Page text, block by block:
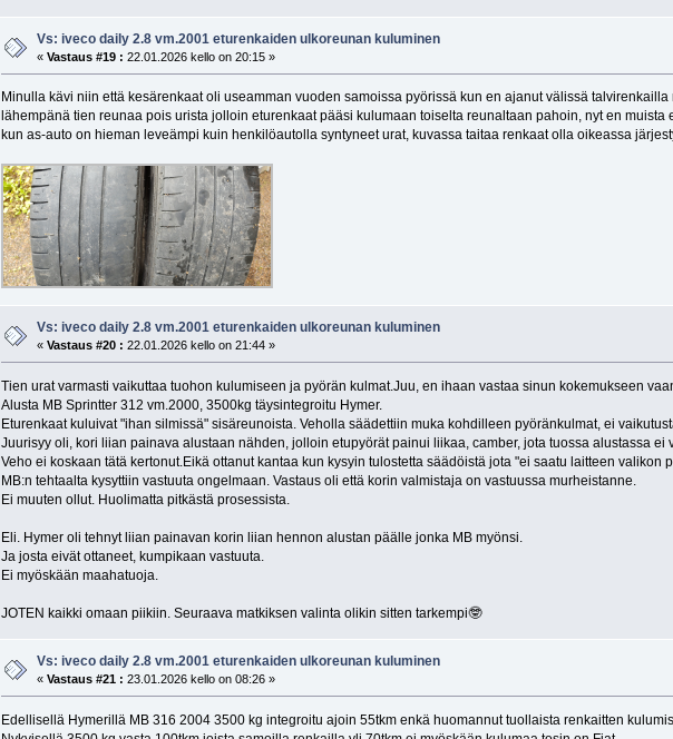
Vs: iveco daily 2.8 vm.2001 eturenkaiden ulkoreunan kuluminen
«Vastaus #19 : 22.01.2026 kello on 20:15 »
Minulla kävi niin että kesärenkaat oli useamman vuoden samoissa pyörissä kun en ajanut välissä
lähempänä tien reunaa pois urista jolloin eturenkaat pääsi kulumaan toiselta reunaltaan pahoin, nyt en
kun as-auto on hieman leveämpi kuin henkilöautolla syntyneet urat, kuvassa taitaa renkaat olla oikeassa
Vs: iveco daily 2.8 vm.2001 eturenkaiden ulkoreunan kuluminen
«Vastaus #20 : 22.01.2026 kello on 21:44 »
Tien urat varmasti vaikuttaa tuohon kulumiseen ja pyörän kulmat.Juu, en ihaan vastaa sinun kokemukseen
Alusta MB Sprintter 312 vm.2000, 3500kg täysintegroitu Hymer.
Eturenkaat kuluivat "ihan silmissä" sisäreunoista. Veholla säädettiin muka kohdilleen pyöränkulmat, ei
Juurisyy oli, kori liian painava alustaan nähden, jolloin etupyörät painui liikaa, camber, jota tuossa alustassa ei
Veho ei koskaan tätä kertonut.Eikä ottanut kantaa kun kysyin tulostetta säädöistä jota "ei saatu laitteen valikon
MB:n tehtaalta kysyttiin vastuuta ongelmaan. Vastaus oli että korin valmistaja on vastuussa murheistanne.
Ei muuten ollut. Huolimatta pitkästä prosessista.
Eli. Hymer oli tehnyt liian painavan korin liian hennon alustan päälle jonka MB myönsi.
Ja josta eivät ottaneet, kumpikaan vastuuta.
Ei myöskään maahatuoja.
JOTEN kaikki omaan piikiin. Seuraava matkiksen valinta olikin sitten tarkempi🤓
Vs: iveco daily 2.8 vm.2001 eturenkaiden ulkoreunan kuluminen
«Vastaus #21 : 23.01.2026 kello on 08:26 »
Edellisellä Hymerillä MB 316 2004 3500 kg integroitu ajoin 55tkm enkä huomannut tuollaista renkaitten